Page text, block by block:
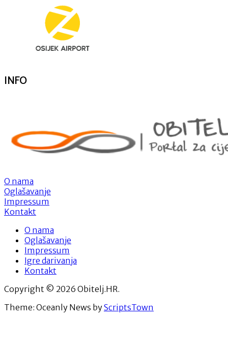
INFO
O nama
Oglašavanje
Impressum
Kontakt
O nama
Oglašavanje
Impressum
Igre darivanja
Kontakt
Copyright © 2026 Obitelj.HR.
Theme: Oceanly News byScriptsTown